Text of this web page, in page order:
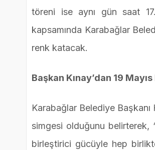
töreni ise aynı gün saat
kapsamında Karabağlar
renk katacak.
Başkan Kınay’dan 19
Karabağlar Belediye Başkanı
simgesi olduğunu belirterek,
birleştirici gücüyle hep